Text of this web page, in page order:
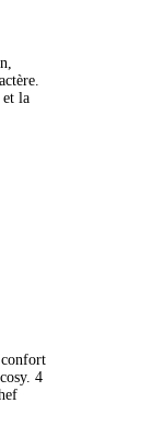
et la
confort
4